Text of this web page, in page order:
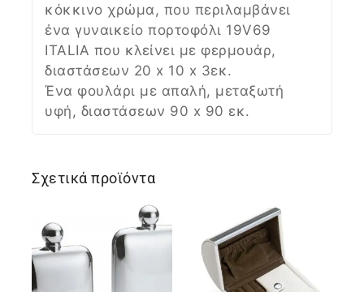
κόκκινο χρώμα, που περιλαμβάνει
ένα γυναικείο πορτοφόλι 19V69
ITALIA που κλείνει με φερμουάρ,
διαστάσεων 20 x 10 x 3εκ.
Ένα φουλάρι με απαλή, μεταξωτή
υφή, διαστάσεων 90 x 90 εκ.
Σχετικά προϊόντα